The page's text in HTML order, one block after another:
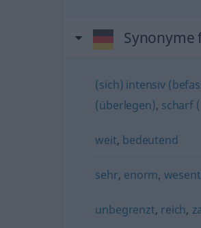
Synonyme
(sich) intensiv
(überlegen), scharf
weit, bedeutend
sehr, enorm,
unbegrenzt, reich,